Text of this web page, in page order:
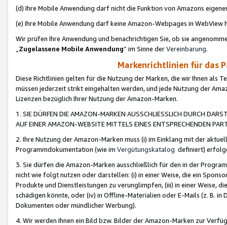
(d) Ihre Mobile Anwendung darf nicht die Funktion von Amazons
(e) Ihre Mobile Anwendung darf keine Amazon-Webpages in WebView
Wir prüfen Ihre Anwendung und benachrichtigen Sie, ob sie
„Zugelassene Mobile Anwendung“ im Sinne derVereinbarung.
Markenrichtlinien für das
Diese Richtlinien gelten für die Nutzung der Marken, die wir Ihnen als
müssen jederzeit strikt eingehalten werden, und jede Nutzung der
Lizenzen bezüglich Ihrer Nutzung der Amazon-Marken.
1. SIE DÜRFEN DIE AMAZON-MARKEN AUSSCHLIESSLICH DURCH
AUF EINER AMAZON-WEBSITE MITTELS EINES ENTSPRECHENDEN
2. Ihre Nutzung der Amazon-Marken muss (i) im Einklang mit der
Programmdokumentation (wie im Vergütungskatalog definiert)
3. Sie dürfen die Amazon-Marken ausschließlich für den in der
nicht wie folgt nutzen oder darstellen: (i) in einer Weise, die ein
Produkte und Dienstleistungen zu verunglimpfen, (iii) in einer Weise,
schädigen könnte, oder (iv) in Offline-Materialien oder E-Mails (z. B. in
Dokumenten oder mündlicher Werbung).
4. Wir werden Ihnen ein Bild bzw. Bilder der Amazon-Marken zur